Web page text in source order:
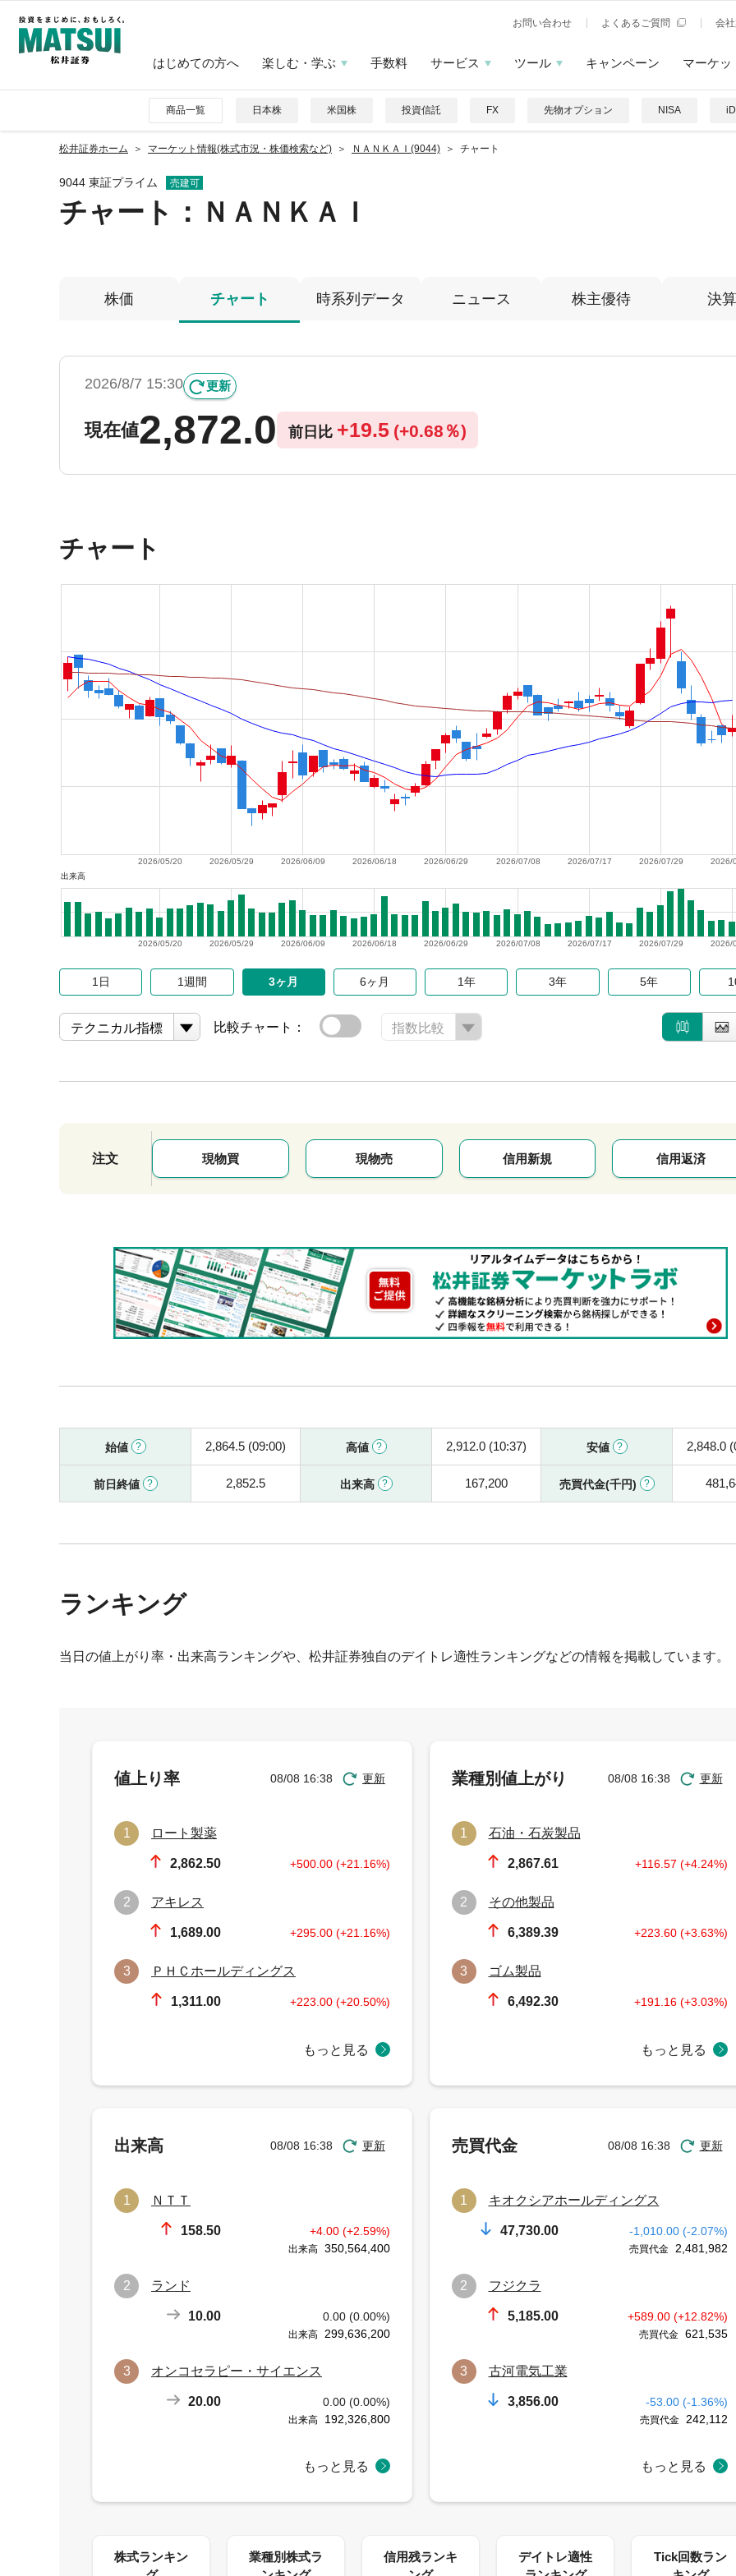
お問い合わせ よくあるご質問 会
はじめての方へ 楽しむ・学ぶ 手数料 サービス ツール キャンペーン マーケッ
商品一覧 日本株 米国株 投資信託 FX 先物オプション NISA
松井証券ホーム マーケット情報(株式市況・株価検索など) ＮＡＮＫＡＩ(9044) チャート
9044 東証プライム 売建可
チャート： ＮＡＮＫＡＩ
株価 チャート 時系列データ ニュース 株主優待 決算
2026/8/7 15:30 更新
現在値2,872.0 前日比 +19.5 (+0.68％)
チャート
2026/
2026/07/29
2026/07/17
2026/07/08
2026/06/29
2026/06/18
2026/06/09
2026/05/29
2026/05/20
出来高
2026/
2026/07/29
2026/07/17
2026/07/08
2026/06/29
2026/06/18
2026/06/09
2026/05/29
2026/05/20
1日 1週間 3ヶ月 6ヶ月 1年 3年 5年
テクニカル指標 比較チャート： 指数比較
注文 現物買 現物売 信用新規 信用返済
始値 2,864.5 (09:00) 高値 2,912.0 (10:37) 安値 2,848.0
前日終値 2,852.5 出来高 167,200 売買代金(千円)
ランキング
当日の値上がり率・出来高ランキングや、松井証券独自のデイトレ適性ランキングなどの情報を掲載しています。